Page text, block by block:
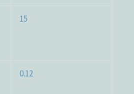
15
0.12